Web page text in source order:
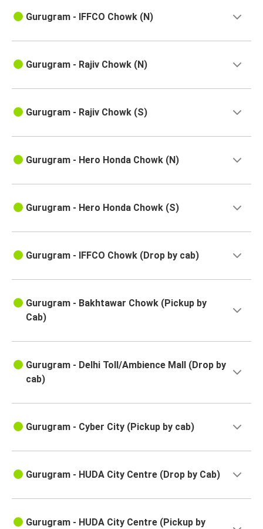
Gurugram - IFFCO Chowk (N)
Gurugram - Rajiv Chowk (N)
Gurugram - Rajiv Chowk (S)
Gurugram - Hero Honda Chowk (N)
Gurugram - Hero Honda Chowk (S)
Gurugram - IFFCO Chowk (Drop by cab)
Gurugram - Bakhtawar Chowk (Pickup by
Cab)
Gurugram - Delhi Toll/Ambience Mall (Drop by
cab)
Gurugram - Cyber City (Pickup by cab)
Gurugram - HUDA City Centre (Drop by Cab)
Gurugram - HUDA City Centre (Pickup by